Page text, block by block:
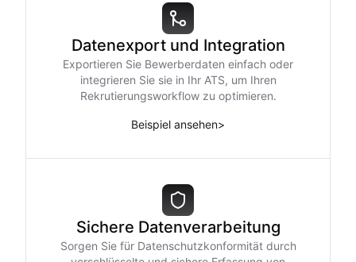
Datenexport und Integration
Exportieren Sie Bewerberdaten einfach oder
integrieren Sie sie in Ihr ATS, um Ihren
Rekrutierungsworkflow zu optimieren.
Beispiel ansehen>
Sichere Datenverarbeitung
Sorgen Sie für Datenschutzkonformität durch